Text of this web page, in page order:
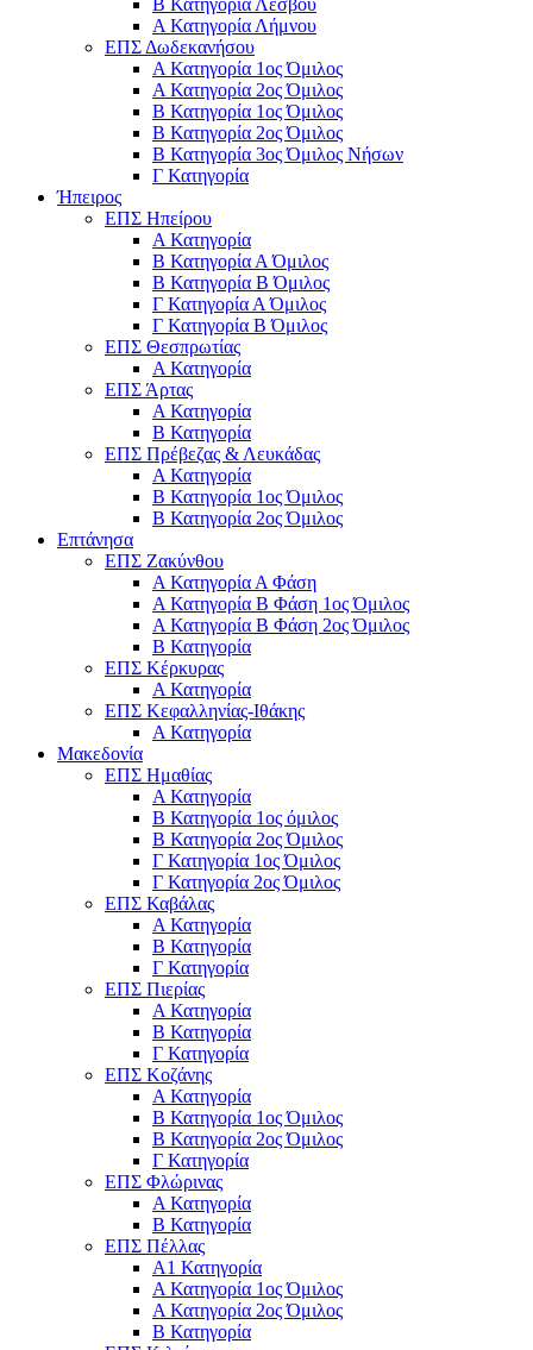
B Κατηγορία Λέσβου
Α Κατηγορία Λήμνου
ΕΠΣ Δωδεκανήσου
Α Κατηγορία 1ος Όμιλος
Α Κατηγορία 2ος Όμιλος
Β Κατηγορία 1ος Όμιλος
Β Κατηγορία 2ος Όμιλος
Β Κατηγορία 3ος Όμιλος Νήσων
Γ Κατηγορία
Ήπειρος
ΕΠΣ Ηπείρου
Α Κατηγορία
Β Κατηγορία Α Όμιλος
Β Κατηγορία Β Όμιλος
Γ Κατηγορία Α Όμιλος
Γ Κατηγορία Β Όμιλος
ΕΠΣ Θεσπρωτίας
Α Κατηγορία
ΕΠΣ Άρτας
Α Κατηγορία
Β Κατηγορία
ΕΠΣ Πρέβεζας & Λευκάδας
Α Κατηγορία
Β Κατηγορία 1ος Όμιλος
Β Κατηγορία 2ος Όμιλος
Επτάνησα
ΕΠΣ Ζακύνθου
Α Κατηγορία Α Φάση
Α Κατηγορία Β Φάση 1ος Όμιλος
Α Κατηγορία Β Φάση 2ος Όμιλος
Β Κατηγορία
ΕΠΣ Κέρκυρας
A Κατηγορία
ΕΠΣ Κεφαλληνίας-Ιθάκης
Α Κατηγορία
Μακεδονία
ΕΠΣ Ημαθίας
Α Κατηγορία
Β Κατηγορία 1ος όμιλος
Β Κατηγορία 2ος Όμιλος
Γ Κατηγορία 1ος Όμιλος
Γ Κατηγορία 2ος Όμιλος
ΕΠΣ Καβάλας
Α Κατηγορία
Β Κατηγορία
Γ Κατηγορία
ΕΠΣ Πιερίας
Α Κατηγορία
Β Κατηγορία
Γ Κατηγορία
ΕΠΣ Κοζάνης
Α Κατηγορία
Β Κατηγορία 1ος Όμιλος
Β Κατηγορία 2ος Όμιλος
Γ Κατηγορία
ΕΠΣ Φλώρινας
Α Κατηγορία
Β Κατηγορία
ΕΠΣ Πέλλας
Α1 Κατηγορία
Α Κατηγορία 1ος Όμιλος
Α Κατηγορία 2ος Όμιλος
Β Κατηγορία